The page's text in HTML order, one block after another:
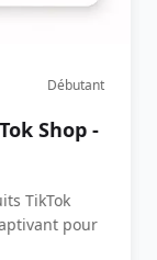
Débutant
Shop -
TikTok
pour